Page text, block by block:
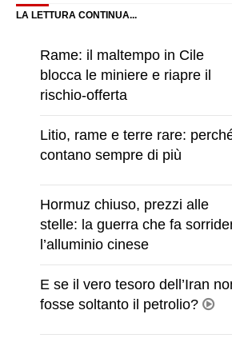
LA LETTURA CONTINUA...
Rame: il maltempo in Cile
blocca le miniere e riapre il
rischio-offerta
Litio, rame e terre rare:
contano sempre di più
Hormuz chiuso, prezzi alle
stelle: la guerra che fa
l’alluminio cinese
E se il vero tesoro dell’Iran
fosse soltanto il petrolio?